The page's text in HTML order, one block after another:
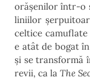
orășenilor într-o
liniilor
celtice
e atât de bogat
și se transformă
revii, ca la The